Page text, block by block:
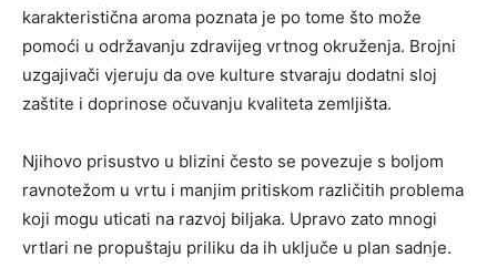
karakteristična aroma poznata je po tome što može
pomoći u održavanju zdravijeg vrtnog okruženja. Brojni
uzgajivači vjeruju da ove kulture stvaraju dodatni sloj
zaštite i doprinose očuvanju kvaliteta zemljišta.
Njihovo prisustvo u blizini često se povezuje s boljom
ravnotežom u vrtu i manjim pritiskom različitih problema
koji mogu uticati na razvoj biljaka. Upravo zato mnogi
vrtlari ne propuštaju priliku da ih uključe u plan sadnje.